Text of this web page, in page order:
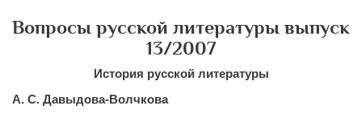
Вопросы русской литературы выпуск
13/2007
История русской литературы
А. С. Давыдова-Волчкова